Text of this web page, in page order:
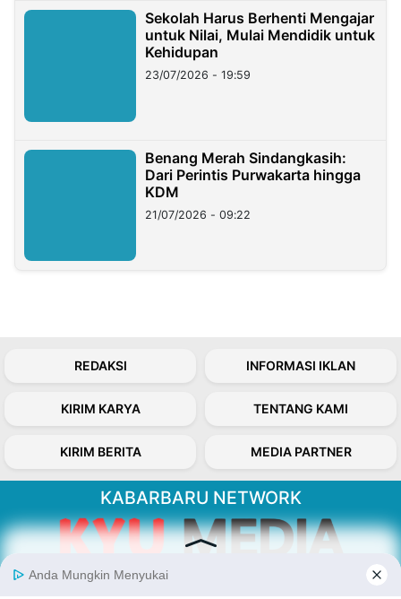
Sekolah Harus Berhenti Mengajar
untuk Nilai, Mulai Mendidik untuk
Kehidupan
23/07/2026 - 19:59
Benang Merah Sindangkasih:
Dari Perintis Purwakarta hingga
KDM
21/07/2026 - 09:22
REDAKSI INFORMASI IKLAN
KIRIM KARYA TENTANG KAMI
KIRIM BERITA MEDIA PARTNER
KABARBARU NETWORK